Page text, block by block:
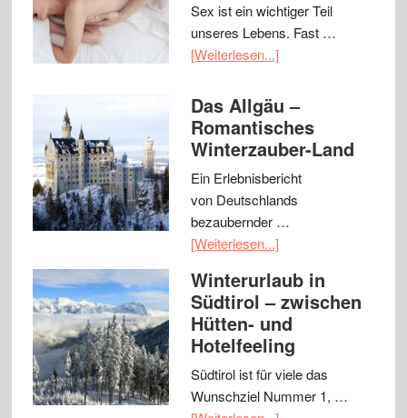
Sex ist ein wichtiger Teil
unseres Lebens. Fast …
[Weiterlesen...]
Das Allgäu –
Romantisches
Winterzauber-Land
Ein Erlebnisbericht
von Deutschlands
bezaubernder …
[Weiterlesen...]
Winterurlaub in
Südtirol – zwischen
Hütten- und
Hotelfeeling
Südtirol ist für viele das
Wunschziel Nummer 1, …